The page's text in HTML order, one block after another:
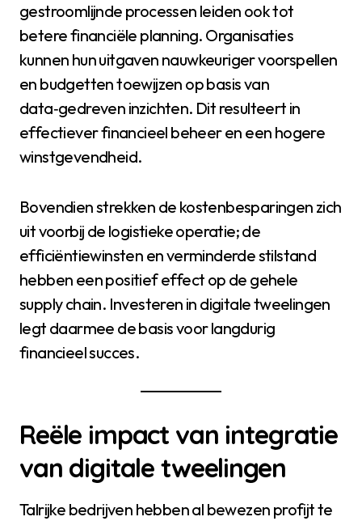
gestroomlijnde processen leiden ook tot
betere financiële planning. Organisaties
kunnen hun uitgaven nauwkeuriger voorspellen
en budgetten toewijzen op basis van
data‑gedreven inzichten. Dit resulteert in
effectiever financieel beheer en een hogere
winstgevendheid.
Bovendien strekken de kostenbesparingen zich
uit voorbij de logistieke operatie; de
efficiëntiewinsten en verminderde stilstand
hebben een positief effect op de gehele
supply chain. Investeren in digitale tweelingen
legt daarmee de basis voor langdurig
financieel succes.
Reële impact van integratie
van digitale tweelingen
Talrijke bedrijven hebben al bewezen profijt te